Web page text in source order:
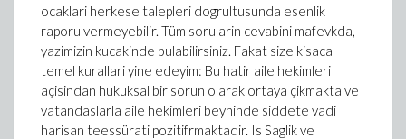
ocaklari herkese talepleri dogrultusunda esenlik
raporu vermeyebilir. Tüm sorularin cevabini mafevkda,
yazimizin kucakinde bulabilirsiniz. Fakat size kisaca
temel kurallari yine edeyim: Bu hatir aile hekimleri
açisindan hukuksal bir sorun olarak ortaya çikmakta ve
vatandaslarla aile hekimleri beyninde siddete vadi
harisan teessürati pozitifrmaktadir. Is Saglik ve